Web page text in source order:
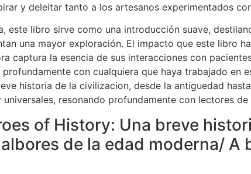
y deleitar tanto a los artesanos experimentados
este libro sirve como una introducción suave,
una mayor exploración. El impacto que este libro
captura la esencia de sus interacciones con
con cualquiera que haya trabajado en
historia de la civilizacion, desde la antiguedad
resonando profundamente con lectores de
of History: Una breve
de la edad moderna/